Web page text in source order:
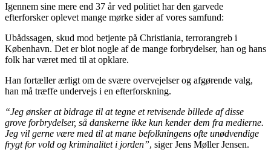
Igennem sine mere end 37 år ved politiet har den garvede
efterforsker oplevet mange mørke sider af vores samfund:
Ubådssagen, skud mod betjente på Christiania, terrorangreb i
København. Det er blot nogle af de mange forbrydelser, han og hans
folk har været med til at opklare.
Han fortæller ærligt om de svære overvejelser og afgørende valg,
han må træffe undervejs i en efterforskning.
“Jeg ønsker at bidrage til at tegne et retvisende billede af disse
grove forbrydelser, så danskerne ikke kun kender dem fra medierne.
Jeg vil gerne være med til at mane befolkningens ofte unødvendige
frygt for vold og kriminalitet i jorden”, siger Jens Møller Jensen.